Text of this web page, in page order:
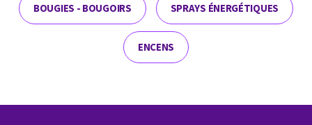
BOUGIES - BOUGOIRS SPRAYS ÉNERGÉTIQUES
ENCENS